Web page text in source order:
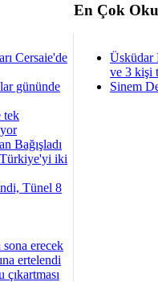
En Çok
Cersaie'de
gününde
tek
Bağışladı
iki
Tünel 8
sona erecek
ertelendi
Üsküdar
ve 3 kişi
Sinem